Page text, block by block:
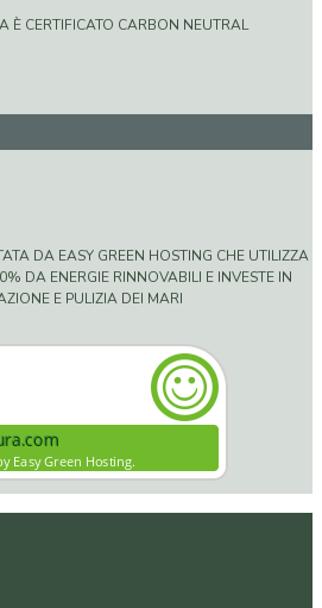
È CERTIFICATO CARBON NEUTRAL
DA EASY GREEN HOSTING CHE UTILIZZA
DA ENERGIE RINNOVABILI E INVESTE IN
E PULIZIA DEI MARI